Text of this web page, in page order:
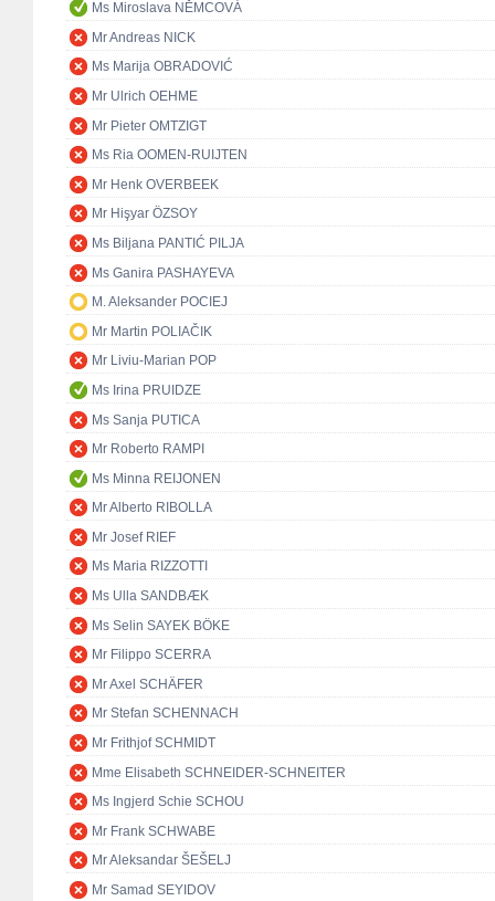
Ms Miroslava NĚMCOVÁ
Mr Andreas NICK
Ms Marija OBRADOVIĆ
Mr Ulrich OEHME
Mr Pieter OMTZIGT
Ms Ria OOMEN-RUIJTEN
Mr Henk OVERBEEK
Mr Hişyar ÖZSOY
Ms Biljana PANTIĆ PILJA
Ms Ganira PASHAYEVA
M. Aleksander POCIEJ
Mr Martin POLIAČIK
Mr Liviu-Marian POP
Ms Irina PRUIDZE
Ms Sanja PUTICA
Mr Roberto RAMPI
Ms Minna REIJONEN
Mr Alberto RIBOLLA
Mr Josef RIEF
Ms Maria RIZZOTTI
Ms Ulla SANDBÆK
Ms Selin SAYEK BÖKE
Mr Filippo SCERRA
Mr Axel SCHÄFER
Mr Stefan SCHENNACH
Mr Frithjof SCHMIDT
Mme Elisabeth SCHNEIDER-SCHNEITER
Ms Ingjerd Schie SCHOU
Mr Frank SCHWABE
Mr Aleksandar ŠEŠELJ
Mr Samad SEYIDOV